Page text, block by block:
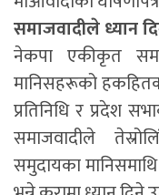
समाजवादीले ध्यान
नेकपा एकीकृत
मानिसहरूको
प्रतिनिधि र प्रदेश
समाजवादीले
समुदायका